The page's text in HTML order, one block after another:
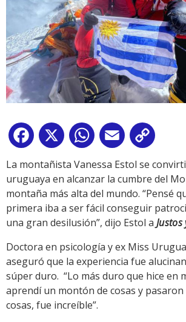
Facebook
X WhatsApp
Email
Link
La montañista Vanessa Estol se
uruguaya en alcanzar la cumbre del
montaña más alta del mundo. “Pensé
primera iba a ser fácil conseguir
una gran desilusión”, dijo Estol a Justos
Doctora en psicología y ex Miss
aseguró que la experiencia fue
súper duro. “Lo más duro que hice en
aprendí un montón de cosas y
cosas, fue increíble”.